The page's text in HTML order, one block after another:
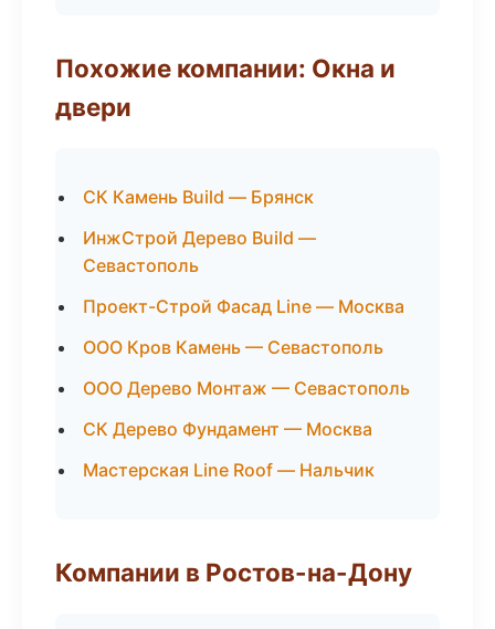
Похожие компании: Окна и
двери
СК Камень Build — Брянск
ИнжСтрой Дерево Build —
Севастополь
Проект-Строй Фасад Line — Москва
ООО Кров Камень — Севастополь
ООО Дерево Монтаж — Севастополь
СК Дерево Фундамент — Москва
Мастерская Line Roof — Нальчик
Компании в Ростов-на-Дону